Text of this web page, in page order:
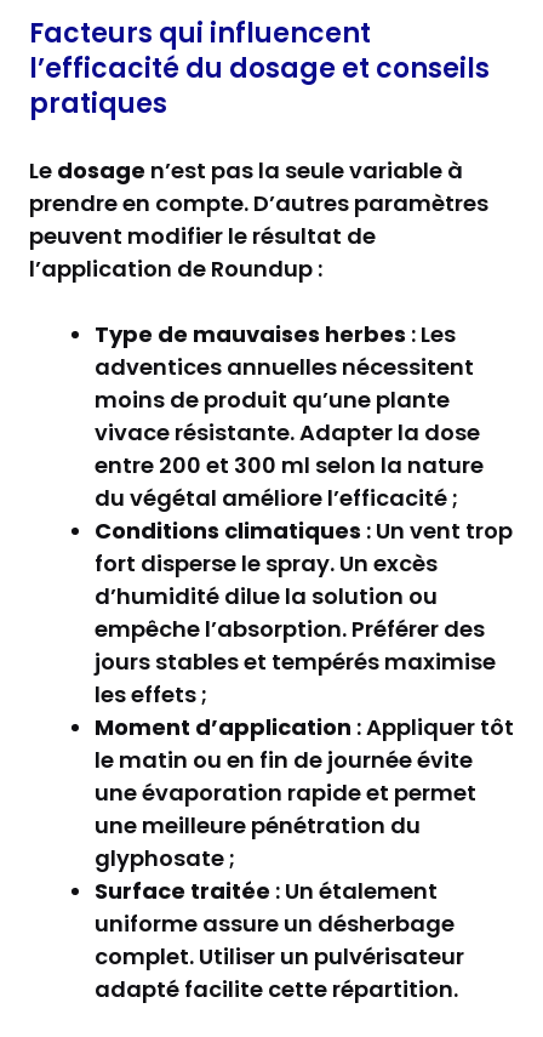
Facteurs qui influencent
l’efficacité du dosage et conseils
pratiques
Le dosage n’est pas la seule variable à
prendre en compte. D’autres paramètres
peuvent modifier le résultat de
l’application de Roundup :
Type de mauvaises herbes : Les
adventices annuelles nécessitent
moins de produit qu’une plante
vivace résistante. Adapter la dose
entre 200 et 300 ml selon la nature
du végétal améliore l’efficacité ;
Conditions climatiques : Un vent trop
fort disperse le spray. Un excès
d’humidité dilue la solution ou
empêche l’absorption. Préférer des
jours stables et tempérés maximise
les effets ;
Moment d’application : Appliquer tôt
le matin ou en fin de journée évite
une évaporation rapide et permet
une meilleure pénétration du
glyphosate ;
Surface traitée : Un étalement
uniforme assure un désherbage
complet. Utiliser un pulvérisateur
adapté facilite cette répartition.